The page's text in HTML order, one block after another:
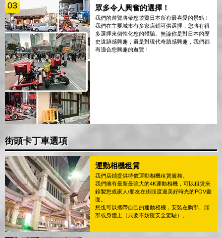
03 眾多令人興奮的選擇！
我們的遊覽將帶您遊覽日本所有最喜愛的景點！
我們在主要城市有多家店鋪可供選擇，您將有很
多選擇來個性化您的體驗。無論你是對日本的歷
史遺跡感興趣，還是對現代奇蹟感興趣，我們都
有適合您興趣的遊覽！
街頭卡丁車選項
運動相機租賃
我們店鋪提供特價運動相機租賃服務。
我們擁有最新最強大的4K運動相機，可以租賃來
錄製您或家人/朋友在街頭度過美好時光的POV畫
面。
您也可以攜帶自己的運動相機，安裝在胸部、頭
部或身體上（只要不妨礙安全駕駛）。